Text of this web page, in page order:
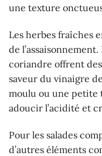
une texture
Les herbes fraîches
de
coriandre offrent
saveur du vinaigre
moulu ou une petite
adoucir l’acidité et
Pour les salades
d’autres éléments